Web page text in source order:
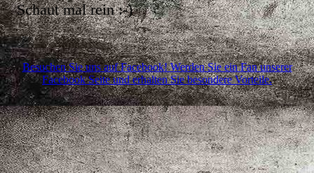
Schaut mal rein :-)
Besuchen Sie uns auf Facebook! Werden Sie ein Fan unserer
Facebook Seite und erhalten Sie besondere Vorteile.